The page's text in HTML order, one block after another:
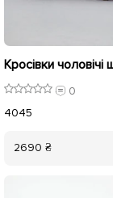
0
4045
2690 ₴